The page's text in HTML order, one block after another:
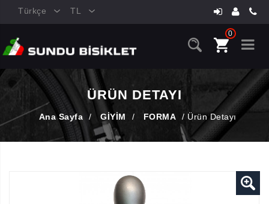
Türkçe TL
0
ÜRÜN DETAYI
Ana Sayfa / GİYİM / FORMA / Ürün Detayı